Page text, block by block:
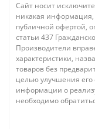
Сайт носит
никакая информация,
публичной офертой,
статьи 437
Производители
характеристики,
товаров без
целью улучшения его
информации о
необходимо